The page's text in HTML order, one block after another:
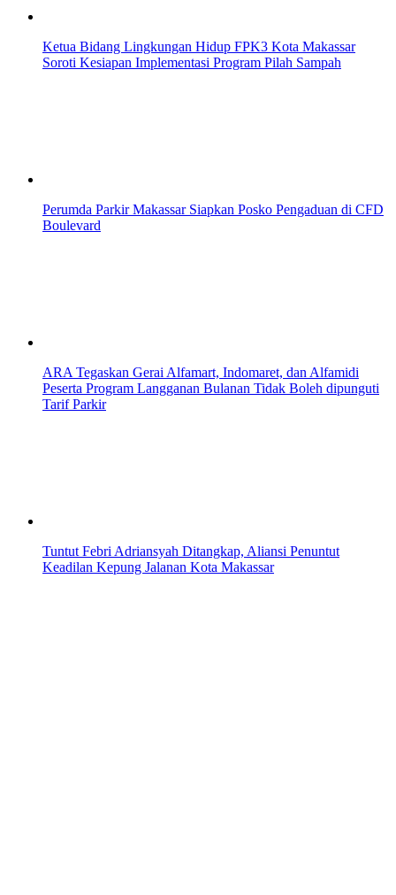
Ketua Bidang Lingkungan Hidup FPK3 Kota Makassar
Soroti Kesiapan Implementasi Program Pilah Sampah
Perumda Parkir Makassar Siapkan Posko Pengaduan di CFD
Boulevard
ARA Tegaskan Gerai Alfamart, Indomaret, dan Alfamidi
Peserta Program Langganan Bulanan Tidak Boleh dipunguti
Tarif Parkir
Tuntut Febri Adriansyah Ditangkap, Aliansi Penuntut
Keadilan Kepung Jalanan Kota Makassar